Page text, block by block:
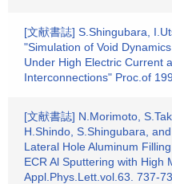
[文献書誌] S.Shingubara,
"Simulation of Void
Under High Electric Current
Interconnections" Proc.of
[文献書誌] N.Morimoto,
H.Shindo, S.Shingubara,
Lateral Hole Aluminum
ECR Al Sputtering with High
Appl.Phys.Lett.vol.63. 737-